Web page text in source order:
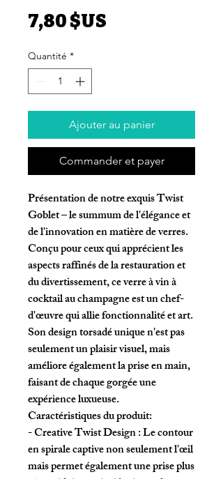
7,80 $US
Quantité *
Ajouter au panier
Commander et payer
Présentation de notre exquis Twist
Goblet – le summum de l'élégance et
de l'innovation en matière de verres.
Conçu pour ceux qui apprécient les
aspects raffinés de la restauration et
du divertissement, ce verre à vin à
cocktail au champagne est un chef-
d'œuvre qui allie fonctionnalité et art.
Son design torsadé unique n'est pas
seulement un plaisir visuel, mais
améliore également la prise en main,
faisant de chaque gorgée une
expérience luxueuse.
Caractéristiques du produit:
- Creative Twist Design : Le contour
en spirale captive non seulement l'œil
mais permet également une prise plus